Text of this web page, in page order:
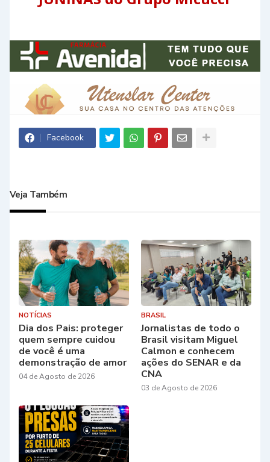
Facebook
Veja Também
NOTÍCIAS
Dia dos Pais: proteger
quem sempre cuidou
de você é uma
demonstração de amor
04 de Agosto de 2026
BRASIL
Jornalistas de todo o
Brasil visitam Miguel
Calmon e conhecem
ações do SENAR e da
CNA
03 de Agosto de 2026